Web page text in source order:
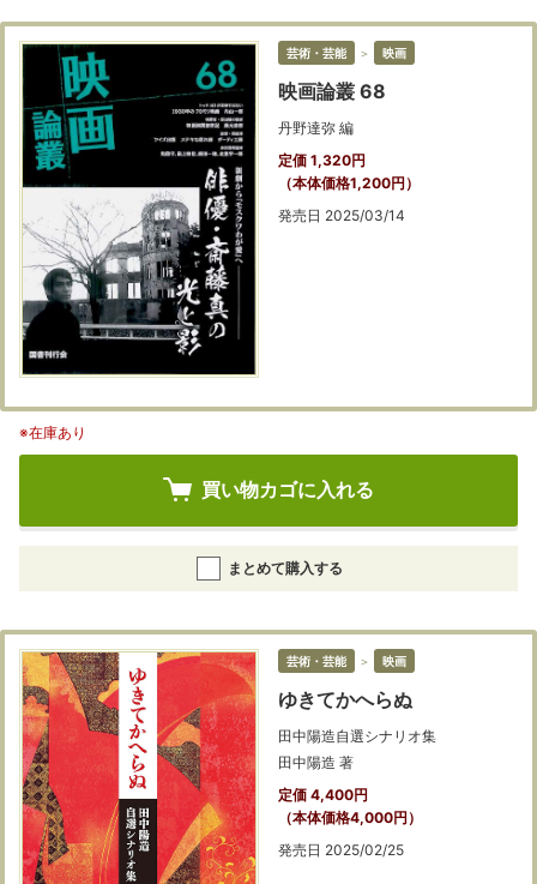
芸術・芸能 ＞ 映画
映画論叢 68
丹野達弥 編
定価 1,320円
（本体価格1,200円）
発売日 2025/03/14
※在庫あり
買い物カゴに入れる
まとめて購入する
芸術・芸能 ＞ 映画
ゆきてかへらぬ
田中陽造自選シナリオ集
田中陽造 著
定価 4,400円
（本体価格4,000円）
発売日 2025/02/25